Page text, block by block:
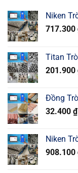
Niken
717.300
Titan
201.900
Đồng
32.400 ₫
Niken
908.100